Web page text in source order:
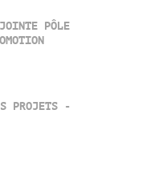
PÔLE
PROJETS -